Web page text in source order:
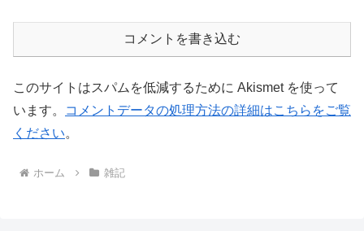
コメントを書き込む
このサイトはスパムを低減するために Akismet を使って
います。
コメントデータの処理方法の詳細はこちらをご覧
ください。
ホーム 雑記